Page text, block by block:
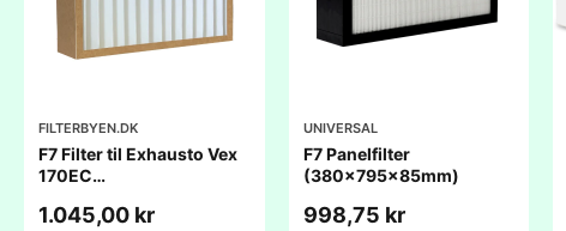
FILTERBYEN.DK
F7 Filter til Exhausto Vex
170EC
1.045,00 kr
UNIVERSAL
F7 Panelfilter
(380x795x85mm)
998,75 kr